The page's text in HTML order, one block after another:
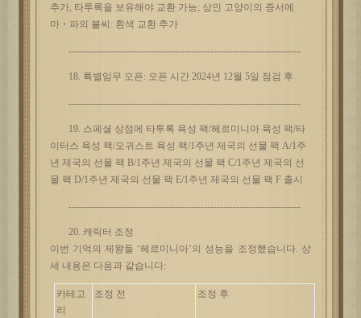
추가, 타투록을 보유해야 교환 가능; 상인 고양이의 증서에
마・파의 불씨: 흰색 교환 추가
------------------------------------------------------------------------
18. 특별임무 오픈: 오픈 시간 2024년 12월 5일 점검 후
------------------------------------------------------------------------
19. 스페셜 상점에 타투록 육성 팩/헤르미니아 육성 팩/타
이터스 육성 팩/오귀스트 육성 팩/1주년 제국의 선물 팩 A/1주
년 제국의 선물 팩 B/1주년 제국의 선물 팩 C/1주년 제국의 선
물 팩 D/1주년 제국의 선물 팩 E/1주년 제국의 선물 팩 F 출시
------------------------------------------------------------------------
20. 캐릭터 조정
이번 기억의 제왕들 ‘헤르미니아’의 성능을 조정했습니다. 상
세 내용은 다음과 같습니다:
카테고
리
조정 전 조정 후